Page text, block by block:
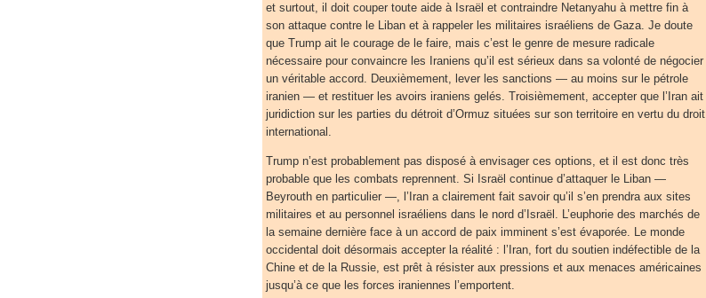
et surtout, il doit couper toute aide à Israël et contraindre Netanyahu à mettre fin à
son attaque contre le Liban et à rappeler les militaires israéliens de Gaza. Je doute
que Trump ait le courage de le faire, mais c’est le genre de mesure radicale
nécessaire pour convaincre les Iraniens qu’il est sérieux dans sa volonté de négocier
un véritable accord. Deuxièmement, lever les sanctions — au moins sur le pétrole
iranien — et restituer les avoirs iraniens gelés. Troisièmement, accepter que l’Iran ait
juridiction sur les parties du détroit d’Ormuz situées sur son territoire en vertu du droit
international.
Trump n’est probablement pas disposé à envisager ces options, et il est donc très
probable que les combats reprennent. Si Israël continue d’attaquer le Liban —
Beyrouth en particulier —, l’Iran a clairement fait savoir qu’il s’en prendra aux sites
militaires et au personnel israéliens dans le nord d’Israël. L’euphorie des marchés de
la semaine dernière face à un accord de paix imminent s’est évaporée. Le monde
occidental doit désormais accepter la réalité : l’Iran, fort du soutien indéfectible de la
Chine et de la Russie, est prêt à résister aux pressions et aux menaces américaines
jusqu’à ce que les forces iraniennes l’emportent.